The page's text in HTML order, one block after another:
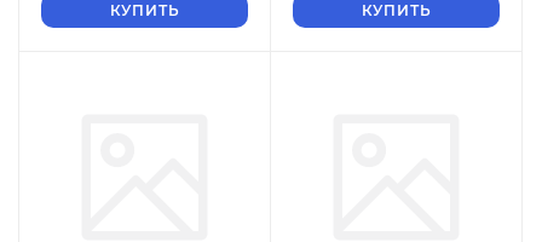
КУПИТЬ КУПИТЬ